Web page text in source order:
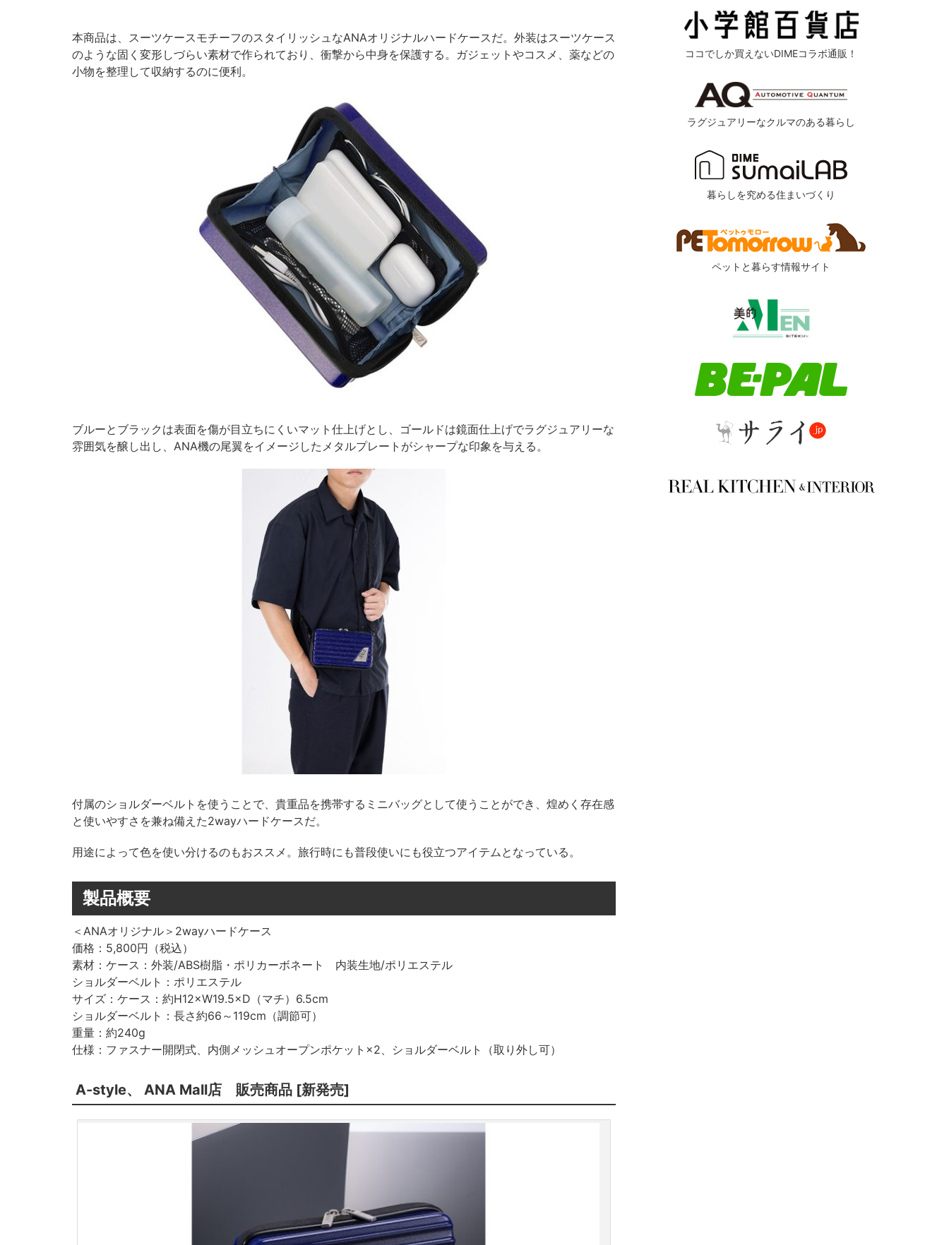
本商品は、スーツケースモチーフのスタイリッシュなANAオリジナルハードケースだ。外装はスーツケース
のような固く変形しづらい素材で作られており、衝撃から中身を保護する。ガジェットやコスメ、薬などの
小物を整理して収納するのに便利。
ブルーとブラックは表面を傷が目立ちにくいマット仕上げとし、ゴールドは鏡面仕上げでラグジュアリーな
雰囲気を醸し出し、ANA機の尾翼をイメージしたメタルプレートがシャープな印象を与える。
付属のショルダーベルトを使うことで、貴重品を携帯するミニバッグとして使うことができ、煌めく存在感
と使いやすさを兼ね備えた2wayハードケースだ。
用途によって色を使い分けるのもおススメ。旅行時にも普段使いにも役立つアイテムとなっている。
製品概要
＜ANAオリジナル＞2wayハードケース
価格：5,800円（税込）
素材：ケース：外装/ABS樹脂・ポリカーボネート 内装生地/ポリエステル
ショルダーベルト：ポリエステル
サイズ：ケース：約H12×W19.5×D（マチ）6.5cm
ショルダーベルト：長さ約66～119cm（調節可）
重量：約240g
仕様：ファスナー開閉式、内側メッシュオープンポケット×2、ショルダーベルト（取り外し可）
A-style、 ANA Mall店 販売商品 [新発売]
ココでしか買えないDIMEコラボ通販！
ラグジュアリーなクルマのある暮らし
暮らしを究める住まいづくり
ペットと暮らす情報サイト